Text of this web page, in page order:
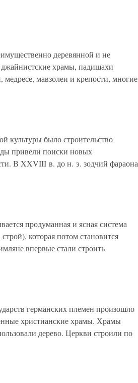
деревянной и не
храмы, падишахи
мавзолеи и крепости, многие
культуры было строительство
привели поиски новых
В XXVIII в. до н. э. зодчий фараона
продуманная и ясная система
которая потом становится
впервые стали строить
германских племен произошло
христианские храмы. Храмы
дерево. Церкви строили по